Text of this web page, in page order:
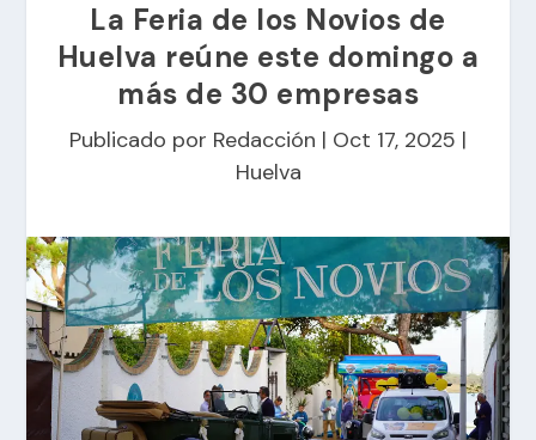
La Feria de los Novios de
Huelva reúne este domingo a
más de 30 empresas
Publicado por Redacción | Oct 17, 2025 |
Huelva